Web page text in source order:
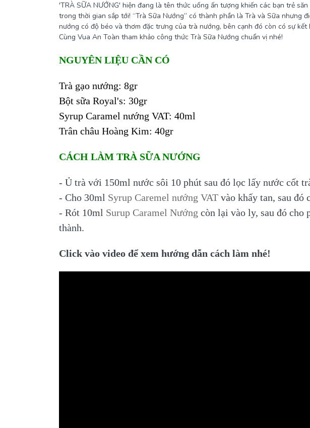
'TRÀ SỮA NƯỚNG' hiện đang là tên thức uống ấn tượng khiến các bạn trẻ
trong thời gian sắp tới! “Trà Sữa Nướng” có thành phần là Trà và Sữa nhưng
nướng có độ béo và thơm đặc trưng của trà nướng, bên cạnh đó còn có sự
Cùng Vua An Toàn tham khảo công thức Trà Sữa Nướng chuẩn vị nhé!
NGUYÊN LIỆU CẦN CÓ
Trà gạo nướng: 8gr
Bột sữa Royal's: 30gr
Syrup Caramel nướng VAT: 40ml
Trân châu Hoàng Kim: 40gr
CÁCH LÀM TRÀ SỮA NƯỚNG
- Ủ trà với 150ml nước sôi 10 phút sau đó lọc lấy nước cốt
- Cho 30ml Syrup Caremel nướng VAT vào khấy tan, sau đó
- Rót 10ml Surup Caramel Nướng còn lại vào ly, sau đó cho
thành.
Click vào video để xem hướng dẫn cách làm nhé!